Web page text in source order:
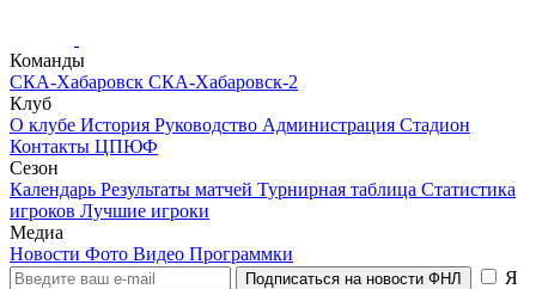
Команды
СКА-Хабаровск СКА-Хабаровск-2
Клуб
О клубе История Руководство Администрация Стадион
Контакты ЦПЮФ
Сезон
Календарь Результаты матчей Турнирная таблица Статистика
игроков Лучшие игроки
Медиа
Новости Фото Видео Программки
Подписаться на новости ФНЛ
Я